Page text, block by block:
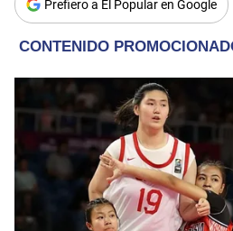
Prefiero a El Popular en Google